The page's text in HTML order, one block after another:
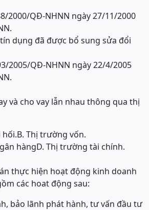
2000/QĐ-NHNN ngày 27/11/2000
dụng đã được bổ sung sửa đổi
2005/QĐ-NHNN ngày 22/4/2005
và cho vay lẫn nhau thông qua thị
hối.B. Thị trường vốn.
hàngD. Thị trường tài chính.
thực hiện hoạt động kinh doanh
các hoat động sau:
bảo lãnh phát hành, tư vấn đầu tư